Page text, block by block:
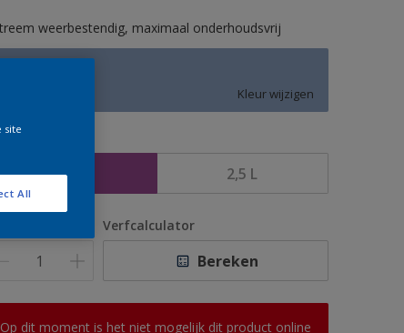
weerbestendig, maximaal onderhoudsvrij
Kleur wijzigen
1 L 2,5 L
Verfcalculator
Bereken
Op dit moment is het niet mogelijk dit product online
site
All